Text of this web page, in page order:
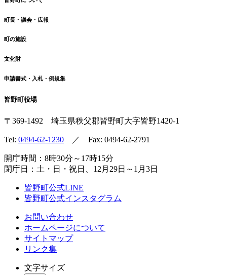
町長・議会・広報
町の施設
文化財
申請書式・入札・例規集
皆野町役場
〒369-1492 埼玉県秩父郡皆野町大字皆野1420-1
Tel: 0494-62-1230 ／ Fax: 0494-62-2791
開庁時間：8時30分～17時15分
閉庁日：土・日・祝日、12月29日～1月3日
皆野町公式LINE
皆野町公式インスタグラム
お問い合わせ
ホームページについて
サイトマップ
リンク集
文字サイズ